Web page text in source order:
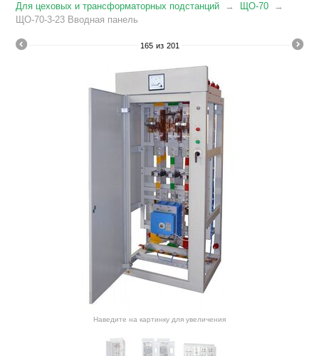
Для цеховых и трансформаторных подстанций
ЩО-70
ЩО-70-3-23 Вводная панель
165 из 201
Наведите на картинку для увеличения